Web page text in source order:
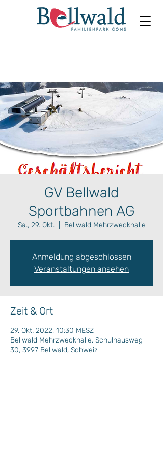
GV Bellwald
Sportbahnen AG
Sa., 29. Okt.
  |
Bellwald Mehrzweckhalle
Anmeldung abgeschlossen
Veranstaltungen ansehen
Zeit & Ort
29. Okt. 2022, 10:30 MESZ
Bellwald Mehrzweckhalle, Schulhausweg
30, 3997 Bellwald, Schweiz